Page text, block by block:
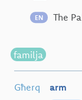
EN The
familja
Għerq
arm